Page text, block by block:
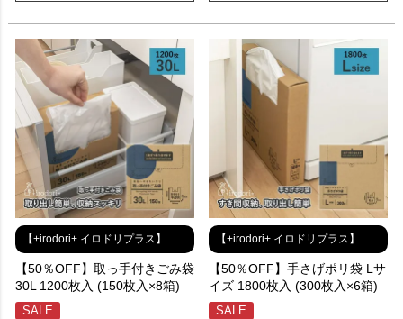
【+irodori+ イロドリプラス】
【50％OFF】取っ手付きごみ袋
30L 1200枚入 (150枚入×8箱)
SALE
【+irodori+ イロドリプラス】
【50％OFF】手さげポリ袋 Lサ
イズ 1800枚入 (300枚入×6箱)
SALE